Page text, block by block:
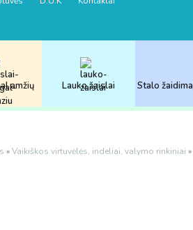
amžių Lauko žaislai Stalo
»Vaikiškos virtuvėlės, indeliai, valymo rinkiniai »